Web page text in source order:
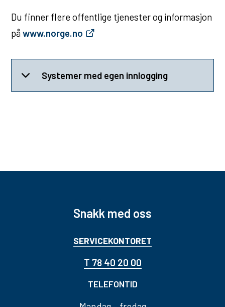
Du finner flere offentlige tjenester og informasjon
påwww.norge.no
Systemer med egen innlogging
Snakk med oss
SERVICEKONTORET
T 78 40 20 00
TELEFONTID